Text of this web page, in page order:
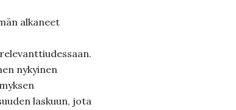
alkaneet
nykyinen
laskuun, jota